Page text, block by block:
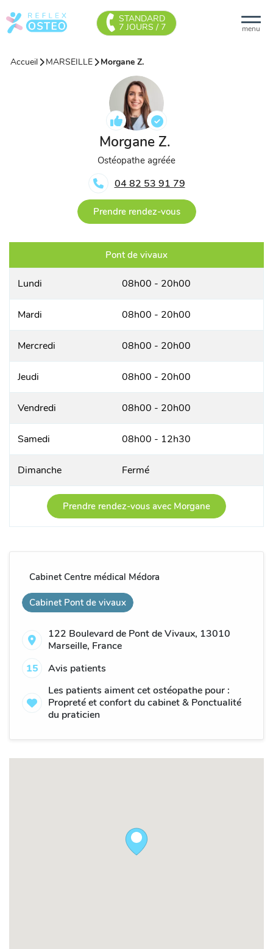
menu
STANDARD
7 JOURS / 7
Accueil MARSEILLE Morgane Z.
Morgane Z.
Ostéopathe agréée
04 82 53 91 79
Prendre rendez-vous
Cabinet Centre médical Médora
Cabinet Pont de vivaux
122 Boulevard de Pont de Vivaux, 13010
Marseille, France
15
Avis patients
Les patients aiment cet ostéopathe pour :
Propreté et confort du cabinet & Ponctualité
du praticien
Pont de vivaux
Lundi 08h00 - 20h00
Mardi 08h00 - 20h00
Mercredi 08h00 - 20h00
Jeudi 08h00 - 20h00
Vendredi 08h00 - 20h00
Samedi 08h00 - 12h30
Dimanche Fermé
Prendre rendez-vous avec Morgane